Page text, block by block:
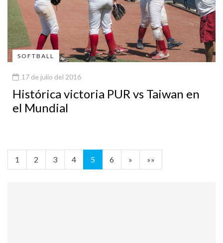
SOFTBALL
17 de julio del 2016
Histórica victoria PUR vs Taiwan en
el Mundial
1 2 3 4 5 6 » »»